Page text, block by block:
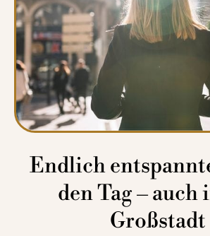
Endlich
den Tag – auch
Großstadt